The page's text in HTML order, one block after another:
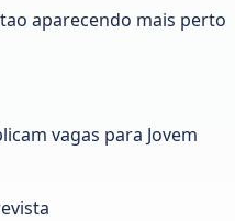
aparecendo mais perto
vagas para Jovem